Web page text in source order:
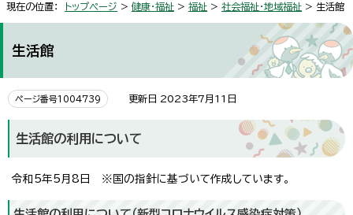
現在の位置： トップページ > 健康・福祉 > 福祉 > 社会福祉・地域福祉 > 生活館
生活館
ページ番号1004739 更新日 2023年7月11日
生活館の利用について
令和5年5月8日 ※国の指針に基づいて作成しています。